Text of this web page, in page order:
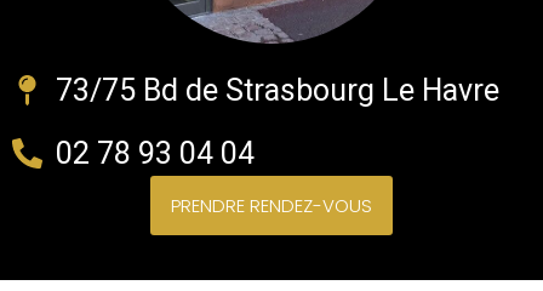
73/75 Bd de Strasbourg Le Havre
02 78 93 04 04
PRENDRE RENDEZ-VOUS